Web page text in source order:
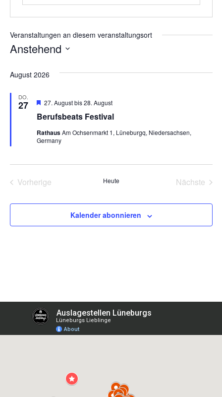
Veranstaltungen an diesem veranstaltungsort
Anstehend
August 2026
DO.
27
Berufsbeats Festival
Hervorgehoben
27. Augustbis28. August
RathausAm Ochsenmarkt 1, Lüneburgq, Niedersachsen,
Germany
VorherigeVeranstaltungenHeute Nächste
Kalender abonnieren